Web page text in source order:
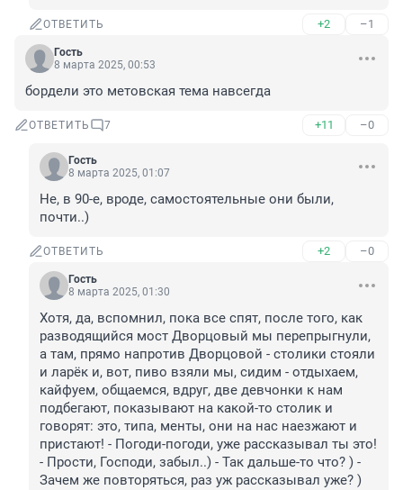
ОТВЕТИТЬ +2 –1
Гость
8 марта 2025, 00:53
бордели это метовская тема навсегда
ОТВЕТИТЬ 7 +11 –0
Гость
8 марта 2025, 01:07
Не, в 90-е, вроде, самостоятельные они были,
почти..)
ОТВЕТИТЬ +2 –0
Гость
8 марта 2025, 01:30
Хотя, да, вспомнил, пока все спят, после того, как
разводящийся мост Дворцовый мы перепрыгнули,
а там, прямо напротив Дворцовой - столики стояли
и ларёк и, вот, пиво взяли мы, сидим - отдыхаем,
кайфуем, общаемся, вдруг, две девчонки к нам
подбегают, показывают на какой-то столик и
говорят: это, типа, менты, они на нас наезжают и
пристают! - Погоди-погоди, уже рассказывал ты это!
- Прости, Господи, забыл..) - Так дальше-то что? ) -
Зачем же повторяться, раз уж рассказывал уже? )